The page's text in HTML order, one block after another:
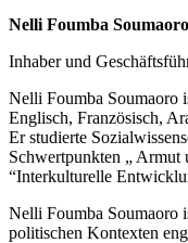
Nelli Foumba Soumaoro
Inhaber und
Nelli Foumba Soumaoro
Englisch, Französisch,
Er studierte
Schwertpunkten „ Armut
“Interkulturelle
Nelli Foumba Soumaoro
politischen Kontexten